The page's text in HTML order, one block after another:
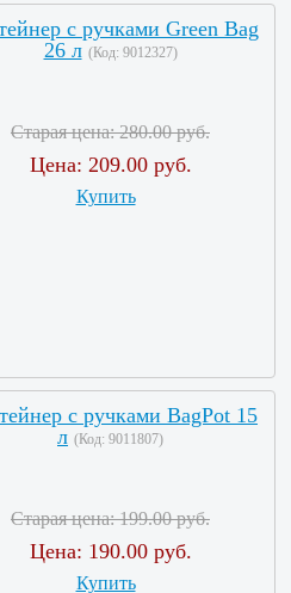
с ручками Green Bag
26 л (Код: 9012327)
Старая цена:280.00 руб.
Цена: 209.00 руб.
Купить
с ручками BagPot 15
л (Код: 9011807)
Старая цена:199.00 руб.
Цена: 190.00 руб.
Купить